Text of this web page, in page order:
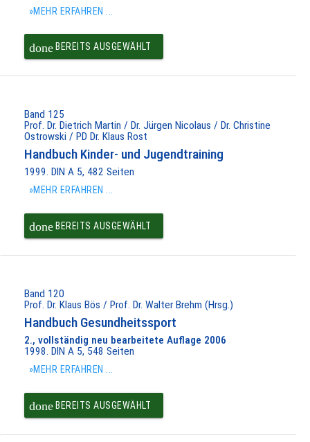
»MEHR ERFAHREN ...
doneBEREITS AUSGEWÄHLT
Band 125
Prof. Dr. Dietrich Martin / Dr. Jürgen Nicolaus / Dr. Christine
Ostrowski / PD Dr. Klaus Rost
Handbuch Kinder- und Jugendtraining
1999. DIN A 5, 482 Seiten
»MEHR ERFAHREN ...
doneBEREITS AUSGEWÄHLT
Band 120
Prof. Dr. Klaus Bös / Prof. Dr. Walter Brehm (Hrsg.)
Handbuch Gesundheitssport
2., vollständig neu bearbeitete Auflage 2006
1998. DIN A 5, 548 Seiten
»MEHR ERFAHREN ...
doneBEREITS AUSGEWÄHLT